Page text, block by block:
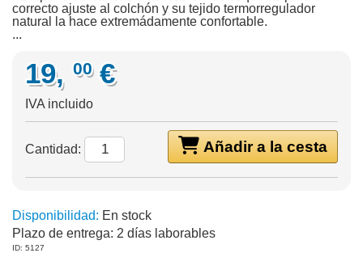
correcto ajuste al colchón y su tejido termorregulador
natural la hace extremádamente confortable.
...
19, 00 €
IVA incluido
Añadir a la cesta
Cantidad:
Disponibilidad: En stock
Plazo de entrega: 2 días laborables
ID: 5127